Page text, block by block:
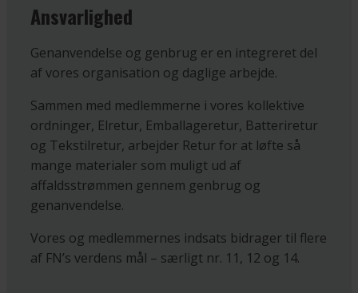
Ansvarlighed
Genanvendelse og genbrug er en integreret del
af vores organisation og daglige arbejde.
Sammen med medlemmerne i vores kollektive
ordninger, Elretur, Emballageretur, Batteriretur
og Tekstilretur, arbejder Retur for at løfte så
mange materialer som muligt ud af
affaldsstrømmen gennem genbrug og
genanvendelse.
Vores og medlemmernes indsats bidrager til flere
af FN’s verdens mål – særligt nr. 11, 12 og 14.